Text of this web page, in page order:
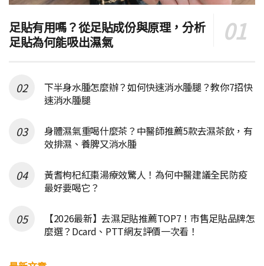
足貼有用嗎？從足貼成份與原理，分析
足貼為何能吸出濕氣
下半身水腫怎麼辦？如何快速消水腫腿？教你7招快
速消水腫腿
身體濕氣重喝什麼茶？中醫師推薦5款去濕茶飲，有
效排濕、養脾又消水腫
黃耆枸杞紅棗湯療效驚人！為何中醫建議全民防疫
最好要喝它？
【2026最新】去濕足貼推薦TOP7！市售足貼品牌怎
麼選？Dcard、PTT網友評價一次看！